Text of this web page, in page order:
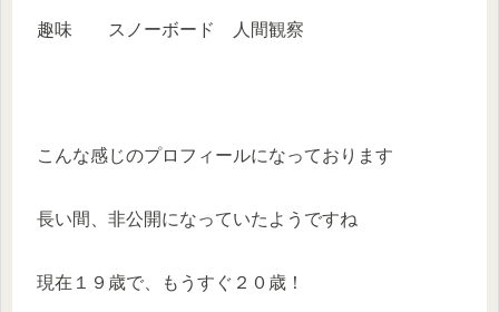
趣味 スノーボード 人間観察
こんな感じのプロフィールになっております
長い間、非公開になっていたようですね
現在１９歳で、もうすぐ２０歳！